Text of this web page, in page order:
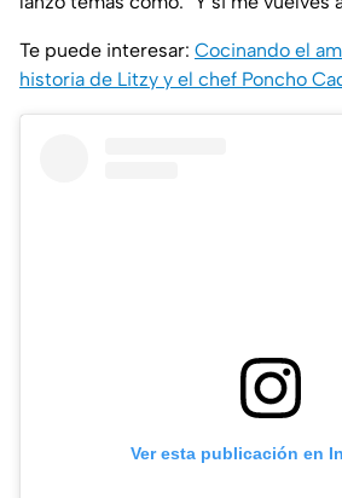
Te puede interesar: Cocinando el
historia de Litzy y el chef Poncho
Ver esta publicación en